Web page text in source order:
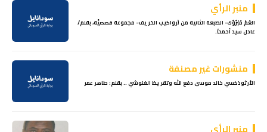
منبر الرأي
العَمْ مَبْرُوُك- الطبعة الثانية من (رواكيب الخريف- مجموعة قصصيَّة، بقلم/
عادل سيد أحمد).
منشورات غير مصنفة
الأرثوذكسي خالد موسى دفع الله وتقريظ الغنوشي .. بقلم: طاهر عمر